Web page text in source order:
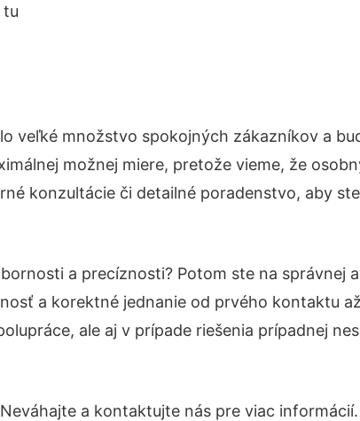
tu
veľké množstvo spokojných zákazníkov a
možnej miere, pretože vieme, že
konzultácie či detailné poradenstvo, aby
a precíznosti? Potom ste na správnej
a korektné jednanie od prvého kontaktu
ale aj v prípade riešenia prípadnej
a kontaktujte nás pre viac